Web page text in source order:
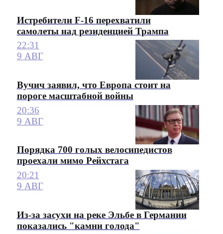
Истребители F-16 перехватили
самолеты над резиденцией Трампа
22:31
9 АВГ
Вучич заявил, что Европа стоит на
пороге масштабной войны
20:36
9 АВГ
Порядка 700 голых велосипедистов
проехали мимо Рейхстага
20:21
9 АВГ
Из-за засухи на реке Эльбе в Германии
показались "камни голода"